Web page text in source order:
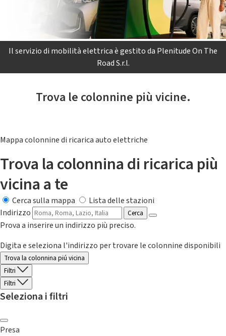
Il servizio di mobilità elettrica è gestito da Plenitude On The
Road S.r.l.
Trova le colonnine più vicine.
Mappa colonnine di ricarica auto elettriche
Trova la colonnina di ricarica più
vicina a te
Cerca sulla mappa
Lista delle stazioni
Indirizzo
Cerca
Prova a inserire un indirizzo più preciso.
Digita e seleziona l'indirizzo per trovare le colonnine disponibili
Trova la colonnina piú vicina
Filtri
Filtri
Seleziona i filtri
Presa